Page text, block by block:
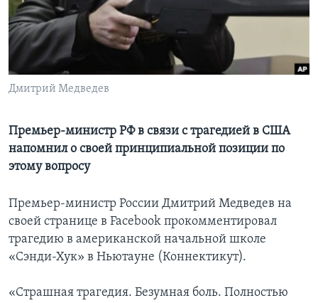
Learning English
СОЦИАЛЬНЫЕ СЕТИ
Языки
Дмитрий Медведев
Премьер-министр РФ в связи с трагедией в США
напомнил о своей принципиальной позиции по
этому вопросу
Премьер-министр России Дмитрий Медведев на
своей странице в Facebook прокомментировал
трагедию в американской начальной школе
«Сэнди-Хук» в Ньютауне (Коннектикут).
«Страшная трагедия. Безумная боль. Полностью